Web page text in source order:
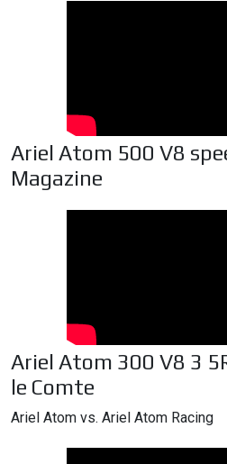
Ariel Atom 500 V8
Magazine
Ariel Atom 300 V8 3
le Comte
Ariel Atom vs. Ariel Atom Racing